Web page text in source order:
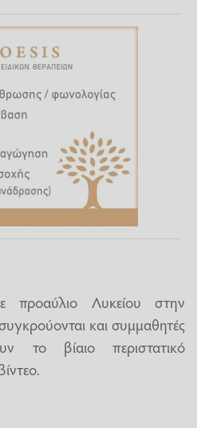
προαύλιο Λυκείου στην
και συμμαθητές
το βίαιο περιστατικό